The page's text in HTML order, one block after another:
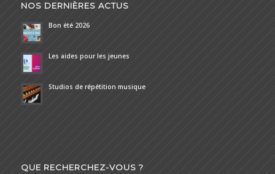
NOS DERNIÈRES ACTUS
Bon été 2026
Les aides pour les jeunes
Studios de répétition musique
QUE RECHERCHEZ-VOUS ?